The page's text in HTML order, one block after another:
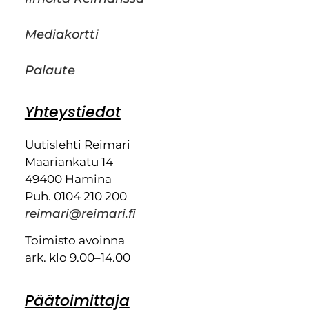
Mediakortti
Palaute
Yhteystiedot
Uutislehti Reimari
Maariankatu 14
49400 Hamina
Puh. 0104 210 200
reimari@reimari.fi
Toimisto avoinna
ark. klo 9.00–14.00
Päätoimittaja